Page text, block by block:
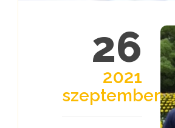
26
2021
szeptember